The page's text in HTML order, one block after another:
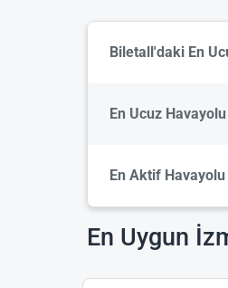
Biletall'daki En
En Ucuz Havayolu
En Aktif Havayolu
En Uygun